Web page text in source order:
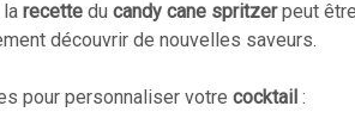
recette du candy cane spritzerpeut
découvrir de nouvelles saveurs.
pour personnaliser votre cocktail :